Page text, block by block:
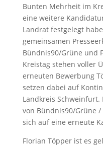
Bunten Mehrheit im
eine weitere
Landrat festgelegt
gemeinsamen
Bündnis90/Grüne und
Kreistag stehen voller
erneuten Bewerbung
setzen dabei auf
Landkreis Schweinfurt.
von Bündnis90/Grüne /
sich auf eine erneute
Florian Töpper ist es